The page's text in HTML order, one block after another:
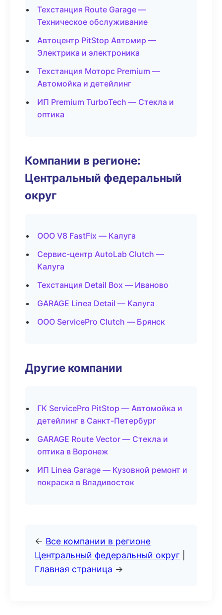
Техстанция Route Garage —
Техническое обслуживание
Автоцентр PitStop Автомир —
Электрика и электроника
Техстанция Моторс Premium —
Автомойка и детейлинг
ИП Premium TurboTech — Стекла и
оптика
Компании в регионе:
Центральный федеральный
округ
ООО V8 FastFix — Калуга
Сервис-центр AutoLab Clutch —
Калуга
Техстанция Detail Box — Иваново
GARAGE Linea Detail — Калуга
ООО ServicePro Clutch — Брянск
Другие компании
ГК ServicePro PitStop — Автомойка и
детейлинг в Санкт-Петербург
GARAGE Route Vector — Стекла и
оптика в Воронеж
ИП Linea Garage — Кузовной ремонт и
покраска в Владивосток
← Все компании в регионе
Центральный федеральный округ
Главная страница →